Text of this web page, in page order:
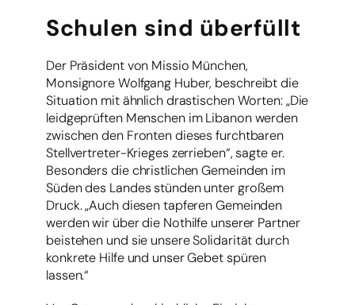
Schulen sind überfüllt
Der Präsident von Missio München,
Monsignore Wolfgang Huber, beschreibt die
Situation mit ähnlich drastischen Worten: „Die
leidgeprüften Menschen im Libanon werden
zwischen den Fronten dieses furchtbaren
Stellvertreter-Krieges zerrieben“, sagte er.
Besonders die christlichen Gemeinden im
Süden des Landes stünden unter großem
Druck. „Auch diesen tapferen Gemeinden
werden wir über die Nothilfe unserer Partner
beistehen und sie unsere Solidarität durch
konkrete Hilfe und unser Gebet spüren
lassen.“